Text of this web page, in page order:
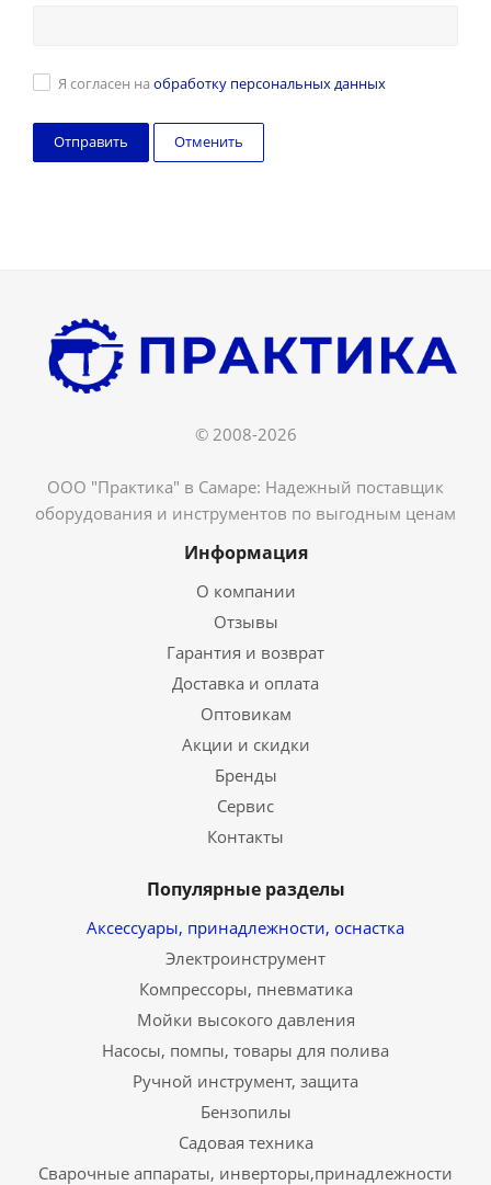
Я согласен на обработку персональных данных
Отменить
© 2008-2026
ООО "Практика" в Самаре: Надежный поставщик
оборудования и инструментов по выгодным ценам
Информация
О компании
Отзывы
Гарантия и возврат
Доставка и оплата
Оптовикам
Акции и скидки
Бренды
Сервис
Контакты
Популярные разделы
Аксессуары, принадлежности, оснастка
Электроинструмент
Компрессоры, пневматика
Мойки высокого давления
Насосы, помпы, товары для полива
Ручной инструмент, защита
Бензопилы
Садовая техника
Сварочные аппараты, инверторы,принадлежности